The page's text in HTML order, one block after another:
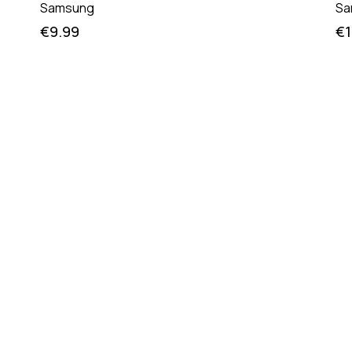
Samsung
€9.99 €